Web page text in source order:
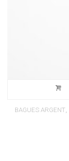
BAGUES ARGENT,